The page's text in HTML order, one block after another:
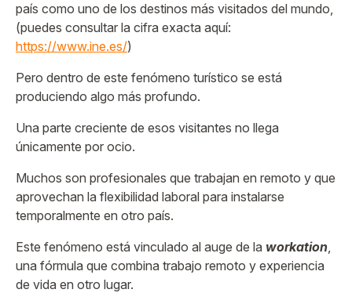
país como uno de los destinos más visitados del mundo,
(puedes consultar la cifra exacta aquí:
https://www.ine.es/)
Pero dentro de este fenómeno turístico se está
produciendo algo más profundo.
Una parte creciente de esos visitantes no llega
únicamente por ocio.
Muchos son profesionales que trabajan en remoto y que
aprovechan la flexibilidad laboral para instalarse
temporalmente en otro país.
Este fenómeno está vinculado al auge de la workation,
una fórmula que combina trabajo remoto y experiencia
de vida en otro lugar.